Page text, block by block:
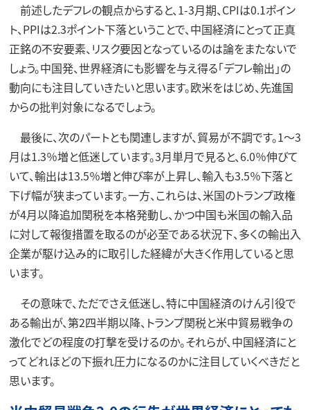
前述したデフレの観点からすると、1-3月期、CPIは0.1ポイン
ト、PPIは2.3ポイント下落ということで、中国経済にとって正真
正銘の不安要素、リスク要因となっているのは論をまたないで
しょう。中国発、世界経済にも影響を与え得る「デフレ輸出」の
動向にも注目していきたいと思います。欧米をはじめ、先進国
からの批判対象になるでしょう。
最後に、次のパートとも関連しますが、貿易が不調です。1～3
月は1.3％増と低迷しています。3月単月で見ると、6.0％伸びて
いて、輸出は13.5％増と伸び率が上昇し、輸入も3.5％下落と
下げ幅が狭まっています。一方、これらは、米国のトランプ政権
が4月以降追加関税を本格発動し、かつ中国も米国の輸入品
に対して報復措置を取るのが必至である状況下、多くの輸出入
企業が駆け込み的に取引した経緯が大きく作用していると思
います。
その意味で、ただでさえ低迷し、特に中国経済のけん引役で
ある輸出が、第2四半期以降、トランプ関税と米中貿易戦争の
激化でどの程度の打撃を受けるのか。それらが、中国経済にと
ってどれほどの下振れ圧力になるのかに注目していくべきだと
思います。